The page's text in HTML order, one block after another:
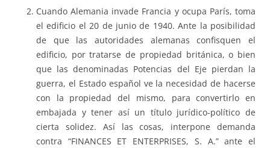
Cuando Alemania invade Francia y ocupa París, toma
el edificio el 20 de junio de 1940. Ante la posibilidad
de que las autoridades alemanas confisquen el
edificio, por tratarse de propiedad británica, o bien
que las denominadas Potencias del Eje pierdan la
guerra, el Estado español ve la necesidad de hacerse
con la propiedad del mismo, para convertirlo en
embajada y tener así un título jurídico-político de
cierta solidez. Así las cosas, interpone demanda
contra “FINANCES ET ENTERPRISES, S. A.” ante el